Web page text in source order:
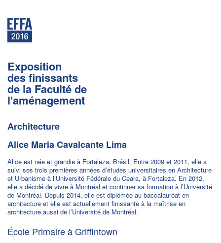
Exposition
des finissants
de la Faculté de
l'aménagement
Architecture
Alice Maria Cavalcante Lima
Alice est née et grandie à Fortaleza, Brésil. Entre 2009 et 2011, elle a
suivi ses trois premières années d’études universitaires en Architecture
et Urbanisme à l’Université Fédérale du Ceara, à Fortaleza. En 2012,
elle a décidé de vivre à Montréal et continuer sa formation à l’Université
de Montréal. Depuis 2014, elle est diplômée au baccalauréat en
architecture et elle est actuellement finissante à la maîtrise en
architecture aussi de l’Université de Montréal.
École Primaire à Griffintown